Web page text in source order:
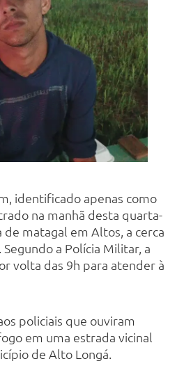
identificado apenas como
na manhã desta quarta-
matagal em Altos, a cerca
a Polícia Militar, a
volta das 9h para atender à
policiais que ouviram
em uma estrada vicinal
de Alto Longá.